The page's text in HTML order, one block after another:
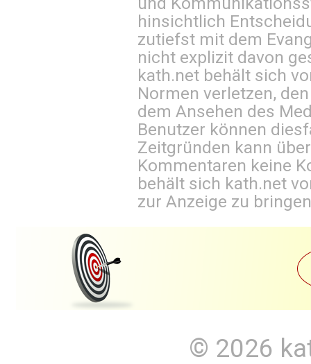
hinsichtlich
zutiefst mit dem
nicht explizit davon
kath.net behält sich
Normen verletzen,
dem Ansehen des
Benutzer können
Zeitgründen kann
Kommentaren keine
behält sich kath.net
zur Anzeige zu
© 2026